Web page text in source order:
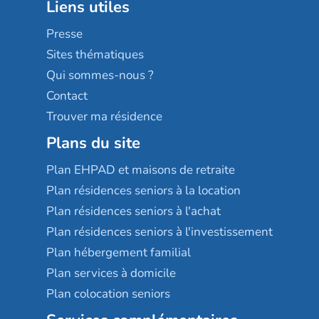
Les villages d'or
Sérénys
Résidences services Villa Médicis
Liens utiles
Presse
Sites thématiques
Qui sommes-nous ?
Contact
Trouver ma résidence
Plans du site
Plan EHPAD et maisons de retraite
Plan résidences seniors à la location
Plan résidences seniors à l'achat
Plan résidences seniors à l'investissement
Plan hébergement familial
Plan services à domicile
Plan colocation seniors